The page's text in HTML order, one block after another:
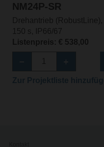
NM24P-SR
Drehantrieb
150 s, IP66/67
Listenpreis: € 538,00